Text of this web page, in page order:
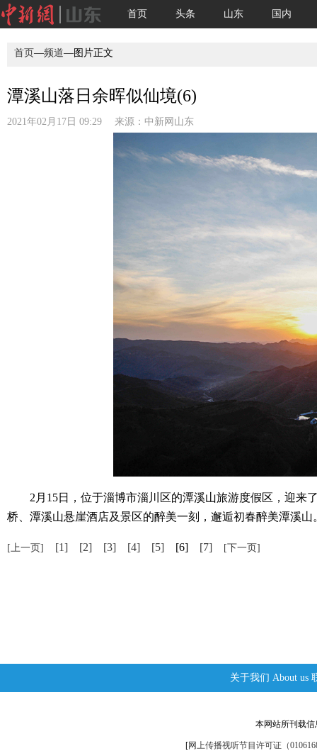
首页 头条 山东 国内
首页—频道—图片正文
潭溪山落日余晖似仙境(6)
2021年02月17日 09:29 来源： 中新网山东
2月15日，位于淄博市淄川区的潭溪山旅游度假区，迎来
桥、潭溪山悬崖酒店及景区的醉美一刻，邂逅初春醉美潭溪山
[上一页] [1] [2] [3] [4] [5] [6] [7] [下一页]
关于我们 About us
本网站所刊载
[网上传播视听节目许可证（